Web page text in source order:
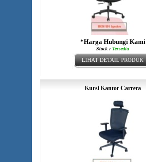
*Harga Hubungi Kami
Stock : Tersedia
LIHAT DETAIL PRODUK
Kursi Kantor Carrera